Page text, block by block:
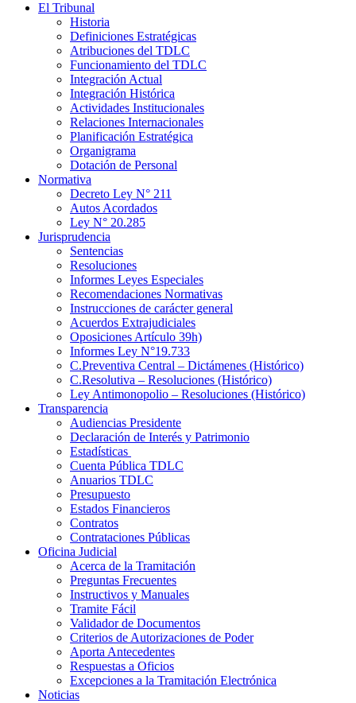
El Tribunal
Historia
Definiciones Estratégicas
Atribuciones del TDLC
Funcionamiento del TDLC
Integración Actual
Integración Histórica
Actividades Institucionales
Relaciones Internacionales
Planificación Estratégica
Organigrama
Dotación de Personal
Normativa
Decreto Ley N° 211
Autos Acordados
Ley N° 20.285
Jurisprudencia
Sentencias
Resoluciones
Informes Leyes Especiales
Recomendaciones Normativas
Instrucciones de carácter general
Acuerdos Extrajudiciales
Oposiciones Artículo 39h)
Informes Ley N°19.733
C.Preventiva Central – Dictámenes (Histórico)
C.Resolutiva – Resoluciones (Histórico)
Ley Antimonopolio – Resoluciones (Histórico)
Transparencia
Audiencias Presidente
Declaración de Interés y Patrimonio
Estadísticas
Cuenta Pública TDLC
Anuarios TDLC
Presupuesto
Estados Financieros
Contratos
Contrataciones Públicas
Oficina Judicial
Acerca de la Tramitación
Preguntas Frecuentes
Instructivos y Manuales
Tramite Fácil
Validador de Documentos
Criterios de Autorizaciones de Poder
Aporta Antecedentes
Respuestas a Oficios
Excepciones a la Tramitación Electrónica
Noticias